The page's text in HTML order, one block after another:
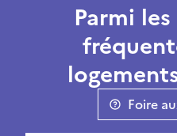
Parmi
Foire